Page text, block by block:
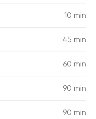
10 min
45 min
60 min
90 min
90 min